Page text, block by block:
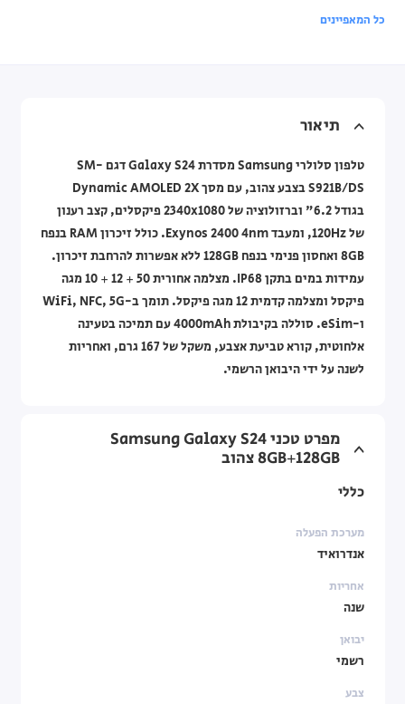
כל המאפיינים
תיאור
טלפון סלולרי Samsung מסדרת Galaxy S24 דגם SM-
S921B/DS בצבע צהוב, עם מסך Dynamic AMOLED 2X
בגודל 6.2" וברזולוציה של 2340x1080 פיקסלים, קצב רענון
של 120Hz, ומעבד Exynos 2400 4nm. כולל זיכרון RAM בנפח
8GB ואחסון פנימי בנפח 128GB ללא אפשרות להרחבת זיכרון.
עמידות במים בתקן IP68. מצלמה אחורית 50 + 12 + 10 מגה
פיקסל ומצלמה קדמית 12 מגה פיקסל. תומך ב-WiFi, NFC, 5G
ו-eSim. סוללה בקיבולת 4000mAh עם תמיכה בטעינה
אלחוטית, קורא טביעת אצבע, משקל של 167 גרם, ואחריות
לשנה על ידי היבואן הרשמי.
מפרט טכני Samsung Galaxy S24
8GB+128GB צהוב
כללי
מערכת הפעלה
אנדרואיד
אחריות
שנה
יבואן
רשמי
צבע